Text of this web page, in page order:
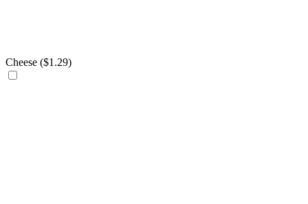
Cheese ($1.29)